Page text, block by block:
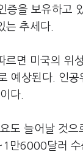
을 보유하고
는 추세다.
면 미국의 위
예상된다. 인공
다.
도 늘어날 것으
만6000달러 수